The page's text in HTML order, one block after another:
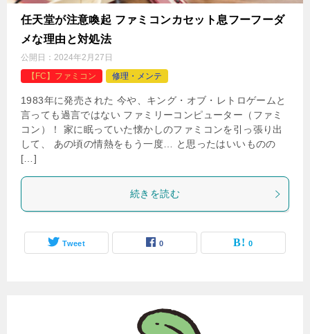
任天堂が注意喚起 ファミコンカセット息フーフーダ
メな理由と対処法
公開日： 2024年2月27日
【FC】ファミコン
修理・メンテ
1983年に発売された 今や、キング・オブ・レトロゲームと
言っても過言ではない ファミリーコンピューター（ファミ
コン）！ 家に眠っていた懐かしのファミコンを引っ張り出
して、 あの頃の情熱をもう一度… と思ったはいいものの
[…]
続きを読む
Tweet 0 0